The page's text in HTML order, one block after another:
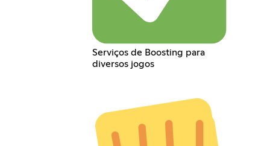
Serviços de Boosting para
diversos jogos